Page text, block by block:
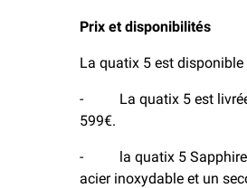
Prix et disponibilités
La quatix 5 est
- La quatix 5 est livrée
599€.
- la quatix 5 Sapphire
acier inoxydable et un